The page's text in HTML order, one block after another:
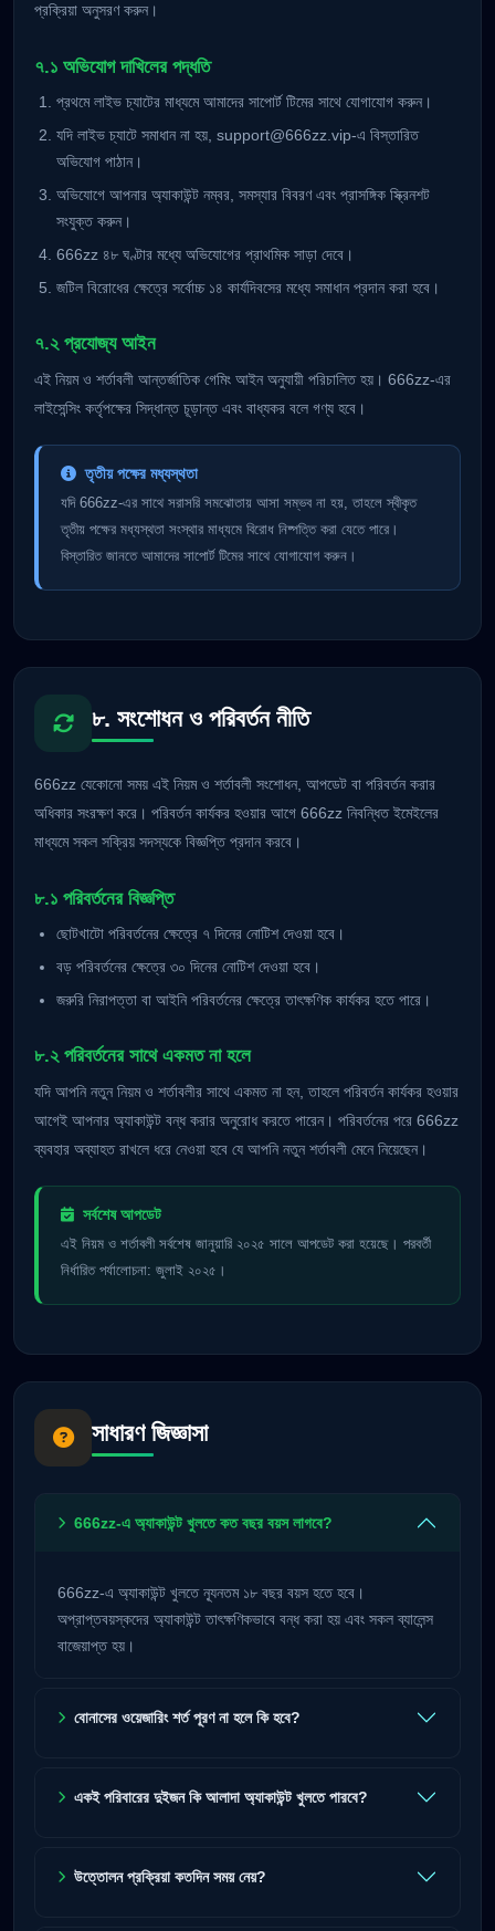
প্রক্রিয়া অনুসরণ করুন।
৭.১ অভিযোগ দাখিলের পদ্ধতি
প্রথমে লাইভ চ্যাটের মাধ্যমে আমাদের সাপোর্ট টিমের সাথে যোগাযোগ করুন।
যদি লাইভ চ্যাটে সমাধান না হয়, support@666zz.vip-এ বিস্তারিত
অভিযোগ পাঠান।
অভিযোগে আপনার অ্যাকাউন্ট নম্বর, সমস্যার বিবরণ এবং প্রাসঙ্গিক স্ক্রিনশট
সংযুক্ত করুন।
666zz ৪৮ ঘণ্টার মধ্যে অভিযোগের প্রাথমিক সাড়া দেবে।
জটিল বিরোধের ক্ষেত্রে সর্বোচ্চ ১৪ কার্যদিবসের মধ্যে সমাধান প্রদান করা হবে।
৭.২ প্রযোজ্য আইন
এই নিয়ম ও শর্তাবলী আন্তর্জাতিক গেমিং আইন অনুযায়ী পরিচালিত হয়। 666zz-এর
লাইসেন্সিং কর্তৃপক্ষের সিদ্ধান্ত চূড়ান্ত এবং বাধ্যকর বলে গণ্য হবে।
তৃতীয় পক্ষের মধ্যস্থতা
যদি 666zz-এর সাথে সরাসরি সমঝোতায় আসা সম্ভব না হয়, তাহলে স্বীকৃত
তৃতীয় পক্ষের মধ্যস্থতা সংস্থার মাধ্যমে বিরোধ নিষ্পত্তি করা যেতে পারে।
বিস্তারিত জানতে আমাদের সাপোর্ট টিমের সাথে যোগাযোগ করুন।
৮. সংশোধন ও পরিবর্তন নীতি
666zz যেকোনো সময় এই নিয়ম ও শর্তাবলী সংশোধন, আপডেট বা পরিবর্তন করার
অধিকার সংরক্ষণ করে। পরিবর্তন কার্যকর হওয়ার আগে 666zz নিবন্ধিত ইমেইলের
মাধ্যমে সকল সক্রিয় সদস্যকে বিজ্ঞপ্তি প্রদান করবে।
৮.১ পরিবর্তনের বিজ্ঞপ্তি
ছোটখাটো পরিবর্তনের ক্ষেত্রে ৭ দিনের নোটিশ দেওয়া হবে।
বড় পরিবর্তনের ক্ষেত্রে ৩০ দিনের নোটিশ দেওয়া হবে।
জরুরি নিরাপত্তা বা আইনি পরিবর্তনের ক্ষেত্রে তাৎক্ষণিক কার্যকর হতে পারে।
৮.২ পরিবর্তনের সাথে একমত না হলে
যদি আপনি নতুন নিয়ম ও শর্তাবলীর সাথে একমত না হন, তাহলে পরিবর্তন কার্যকর হওয়ার
আগেই আপনার অ্যাকাউন্ট বন্ধ করার অনুরোধ করতে পারেন। পরিবর্তনের পরে 666zz
ব্যবহার অব্যাহত রাখলে ধরে নেওয়া হবে যে আপনি নতুন শর্তাবলী মেনে নিয়েছেন।
সর্বশেষ আপডেট
এই নিয়ম ও শর্তাবলী সর্বশেষ জানুয়ারি ২০২৫ সালে আপডেট করা হয়েছে। পরবর্তী
নির্ধারিত পর্যালোচনা: জুলাই ২০২৫।
সাধারণ জিজ্ঞাসা
666zz-এ অ্যাকাউন্ট খুলতে কত বছর বয়স লাগবে?
666zz-এ অ্যাকাউন্ট খুলতে ন্যূনতম ১৮ বছর বয়স হতে হবে।
অপ্রাপ্তবয়স্কদের অ্যাকাউন্ট তাৎক্ষণিকভাবে বন্ধ করা হয় এবং সকল ব্যালেন্স
বাজেয়াপ্ত হয়।
বোনাসের ওয়েজারিং শর্ত পূরণ না হলে কি হবে?
একই পরিবারের দুইজন কি আলাদা অ্যাকাউন্ট খুলতে পারবে?
উত্তোলন প্রক্রিয়া কতদিন সময় নেয়?